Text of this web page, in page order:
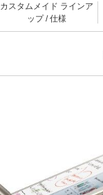
カスタムメイド ラインア
ップ / 仕様